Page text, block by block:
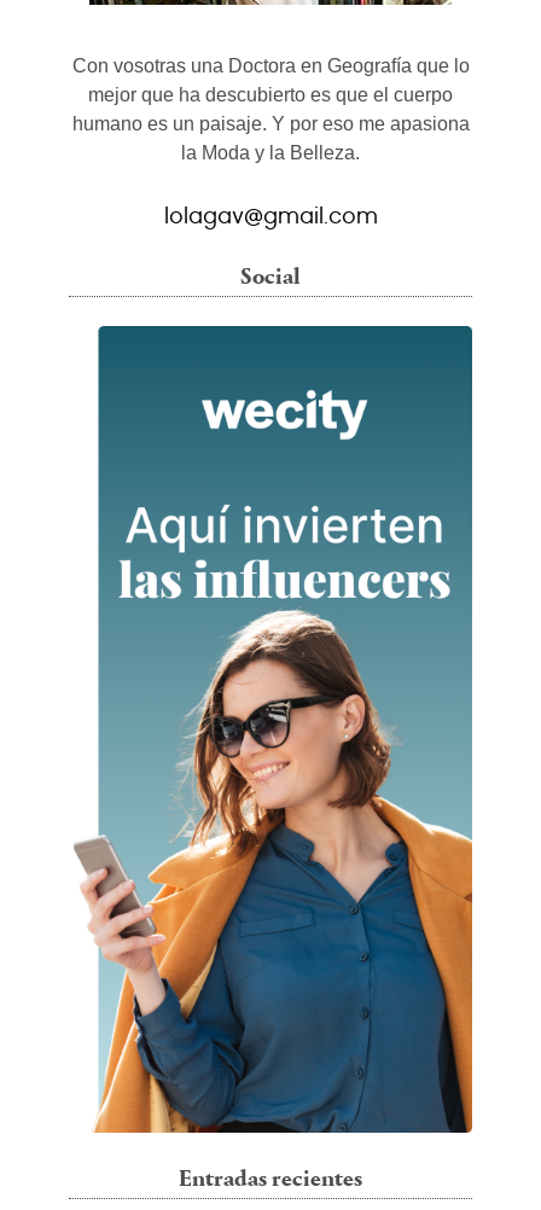
Con vosotras una Doctora en Geografía que lo
mejor que ha descubierto es que el cuerpo
humano es un paisaje. Y por eso me apasiona
la Moda y la Belleza.
lolagav@gmail.com
Social
Entradas recientes